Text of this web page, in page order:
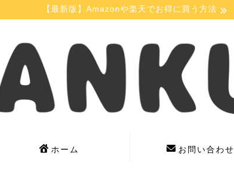
【最新版】Amazonや楽天でお得に買う方法
ホーム お問い合わせ